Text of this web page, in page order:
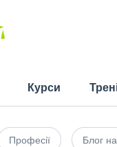
Курси
Професії Блог